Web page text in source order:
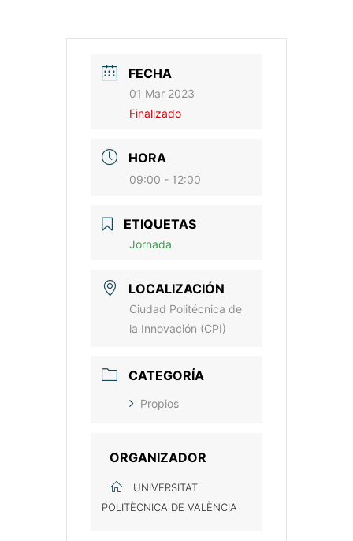
FECHA
01 Mar 2023
Finalizado
HORA
09:00 - 12:00
ETIQUETAS
Jornada
LOCALIZACIÓN
Ciudad Politécnica de
la Innovación (CPI)
CATEGORÍA
Propios
ORGANIZADOR
UNIVERSITAT
POLITÈCNICA DE VALÈNCIA